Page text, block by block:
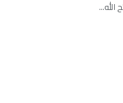
الله...